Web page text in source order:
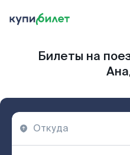
Билеты на